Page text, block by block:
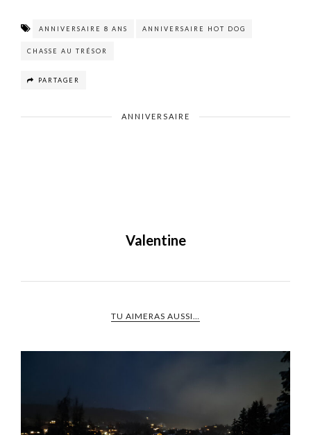
ANNIVERSAIRE 8 ANS ANNIVERSAIRE HOT DOG
CHASSE AU TRÉSOR
PARTAGER
ANNIVERSAIRE
Valentine
TU AIMERAS AUSSI…